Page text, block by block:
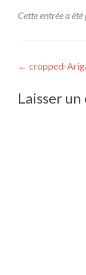
Cette entrée a
de
l’article
← cropped-
Laisser